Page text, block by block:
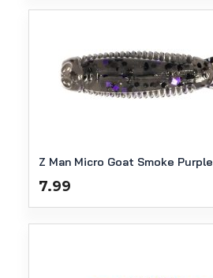
Z Man Micro Goat Smoke Purple
7.99